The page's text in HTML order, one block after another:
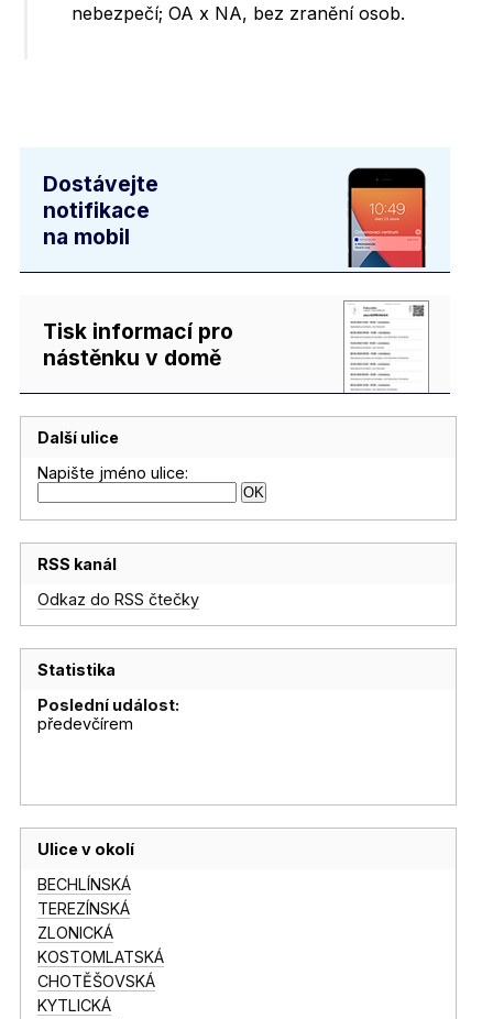
nebezpečí; OA x NA, bez zranění osob.
Dostávejte
notifikace
na mobil
Tisk informací pro
nástěnku v domě
Další ulice
Napište jméno ulice:
RSS kanál
Odkaz do RSS čtečky
Statistika
Poslední událost:
předevčírem
Ulice v okolí
BECHLÍNSKÁ
TEREZÍNSKÁ
ZLONICKÁ
KOSTOMLATSKÁ
CHOTĚŠOVSKÁ
KYTLICKÁ